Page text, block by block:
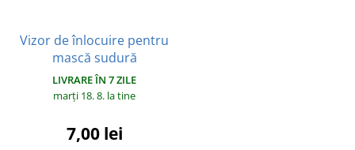
Vizor de înlocuire pentru
mască sudură
LIVRARE ÎN 7 ZILE
marți 18. 8. la tine
7,00 lei